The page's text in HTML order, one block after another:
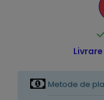
Metode de